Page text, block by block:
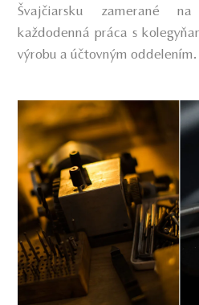
Švajčiarsku zamerané
každodenná práca s
výrobu a účtovným oddelením.